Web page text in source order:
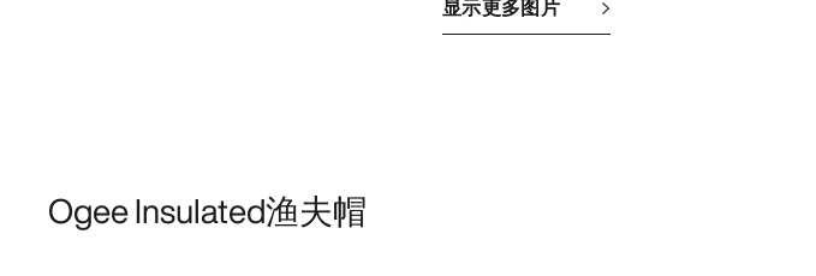
显示更多图片
Ogee Insulated渔夫帽